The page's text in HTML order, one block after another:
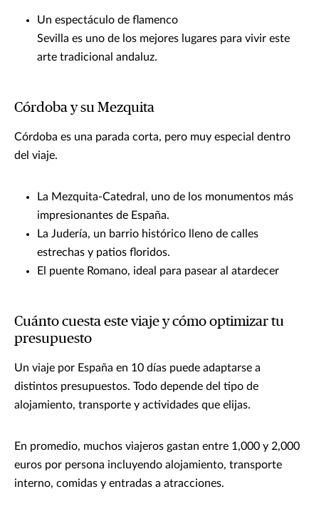
Un espectáculo de flamenco
Sevilla es uno de los mejores lugares para vivir este
arte tradicional andaluz.
Córdoba y su Mezquita
Córdoba es una parada corta, pero muy especial dentro
del viaje.
La Mezquita-Catedral, uno de los monumentos más
impresionantes de España.
La Judería, un barrio histórico lleno de calles
estrechas y patios floridos.
El puente Romano, ideal para pasear al atardecer
Cuánto cuesta este viaje y cómo optimizar tu
presupuesto
Un viaje por España en 10 días puede adaptarse a
distintos presupuestos. Todo depende del tipo de
alojamiento, transporte y actividades que elijas.
En promedio, muchos viajeros gastan entre 1,000 y 2,000
euros por persona incluyendo alojamiento, transporte
interno, comidas y entradas a atracciones.